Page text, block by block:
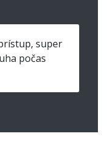
super
počas